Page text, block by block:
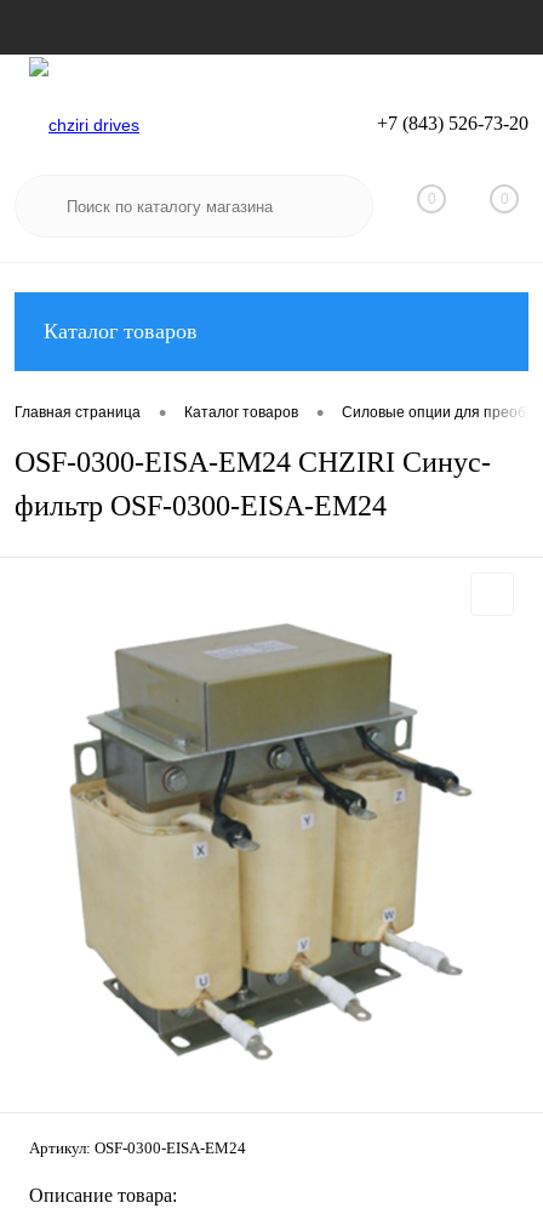
Вход Регистрация
+7 (843) 526-73-20
0 0
Каталог товаров
Главная страница • Каталог товаров • Силовые опции для
OSF-0300-EISA-EM24 CHZIRI Синус-
фильтр OSF-0300-EISA-EM24
Артикул: OSF-0300-EISA-EM24
Описание товара: